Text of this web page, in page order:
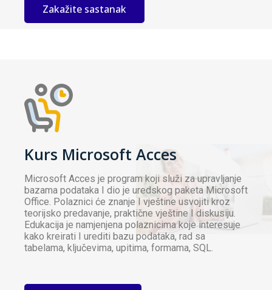
Zakažite sastanak
Kurs Microsoft Acces
Microsoft Acces je program koji služi za upravljanje
bazama podataka I dio je uredskog paketa Microsoft
Office. Polaznici će znanje I vještine usvojiti kroz
teorijsko predavanje, praktične vještine I diskusiju.
Edukacija je namjenjena polaznicima koje interesuje
kako kreirati I urediti bazu podataka, rad sa
tabelama, ključevima, upitima, formama, SQL.